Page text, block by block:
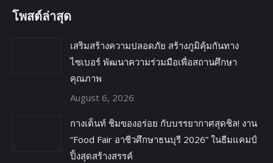
โพสต์ล่าสุด
เสริมสร้างความปลอดภัย สร้างภูมิคุ้มกันทาง
ไซเบอร์ พัฒนาความร่วมมือเพื่อสถานศึกษา
คุณภาพ
August 6, 2026
กางเต็นท์ ชิมของอร่อย กับบรรยากาศสุดชิล! งาน
“Food Fair อาชีวศึกษาธนบุรี 2026” ในธีมแคมป์
ปิ้งสุดสร้างสรรค์